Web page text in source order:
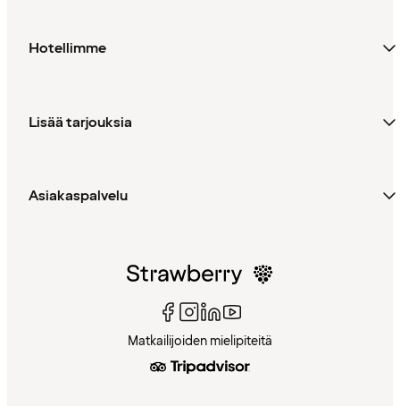
Hotellimme
Lisää tarjouksia
Asiakaspalvelu
Matkailijoiden mielipiteitä